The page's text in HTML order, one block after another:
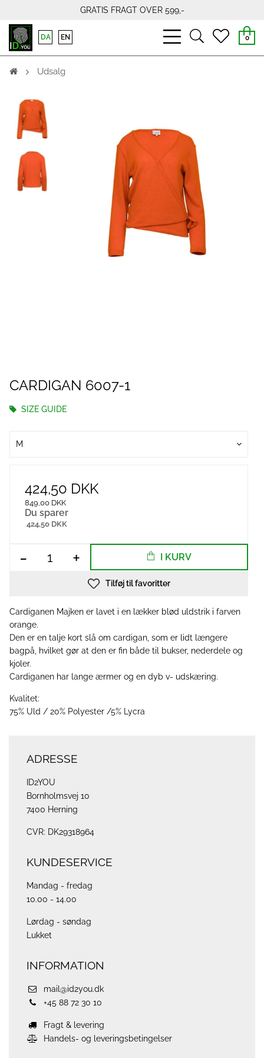
GRATIS FRAGT OVER 599,-
bars
light
searchheart
0
DA EN
Udsalg
CARDIGAN 6007-1
SIZE GUIDE
M
424,50 DKK
849,00 DKK
Du sparer
424,50 DKK
- + I KURV
Tilføj til favoritter
Cardiganen Majken er lavet i en lækker blød uldstrik i farven
orange.
Den er en talje kort slå om cardigan, som er lidt længere
bagpå, hvilket gør at den er fin både til bukser, nederdele og
kjoler.
Cardiganen har lange ærmer og en dyb v- udskæring.
Kvalitet:
75% Uld / 20% Polyester /5% Lycra
ADRESSE
ID2YOU
Bornholmsvej 10
7400 Herning
CVR: DK29318964
KUNDESERVICE
Mandag - fredag
10.00 - 14.00
Lørdag - søndag
Lukket
INFORMATION
mail@id2you.dk
+45 88 72 30 10
Fragt & levering
Handels- og leveringsbetingelser